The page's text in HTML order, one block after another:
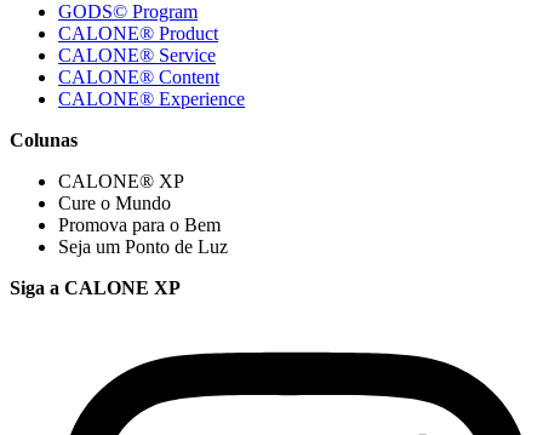
GODS© Program
CALONE® Product
CALONE® Service
CALONE® Content
CALONE® Experience
Colunas
CALONE® XP
Cure o Mundo
Promova para o Bem
Seja um Ponto de Luz
Siga a CALONE XP